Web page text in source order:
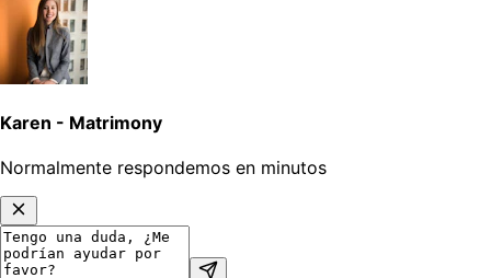
Karen - Matrimony
Normalmente respondemos en minutos